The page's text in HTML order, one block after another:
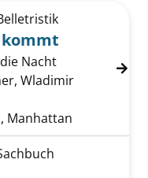
Onkel Wanja kommt
kommt
Nacht
Wladimir
Manhattan